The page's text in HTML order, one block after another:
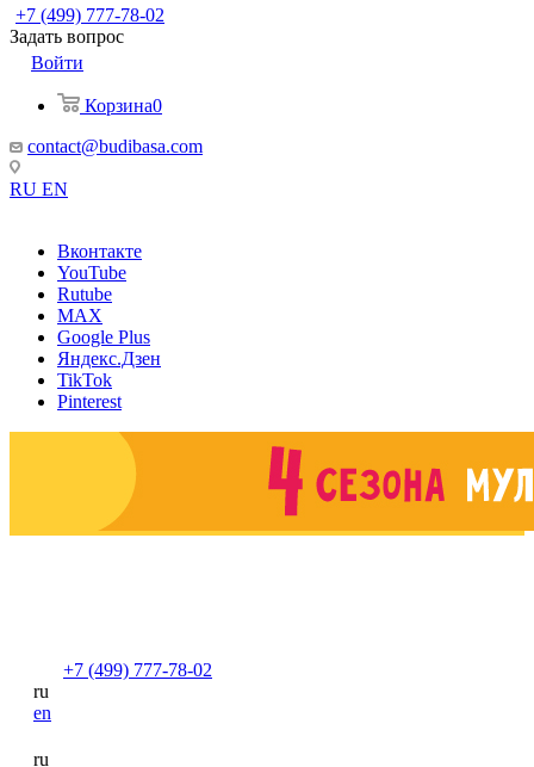
+7 (499) 777-78-02
Задать вопрос
Войти
Корзина0
contact@budibasa.com
RU EN
Вконтакте
YouTube
Rutube
MAX
Google Plus
Яндекс.Дзен
TikTok
Pinterest
+7 (499) 777-78-02
ru
en
ru